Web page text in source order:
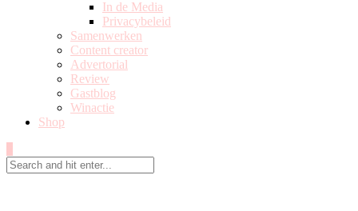
In de Media
Privacybeleid
Samenwerken
Content creator
Advertorial
Review
Gastblog
Winactie
Shop